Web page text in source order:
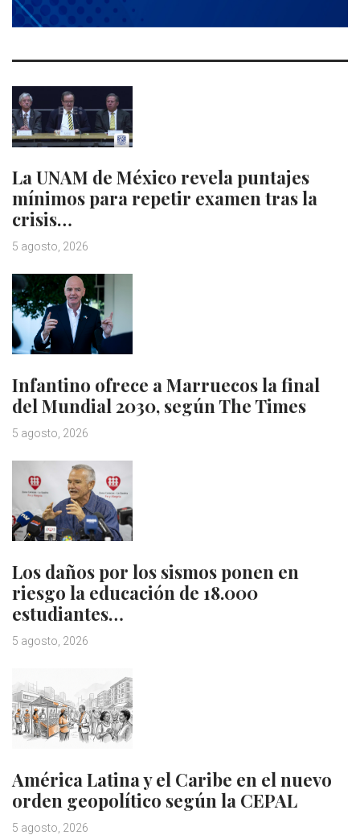
La UNAM de México revela puntajes
mínimos para repetir examen tras la
crisis…
5 agosto, 2026
Infantino ofrece a Marruecos la final
del Mundial 2030, según The Times
5 agosto, 2026
Los daños por los sismos ponen en
riesgo la educación de 18.000
estudiantes…
5 agosto, 2026
América Latina y el Caribe en el nuevo
orden geopolítico según la CEPAL
5 agosto, 2026